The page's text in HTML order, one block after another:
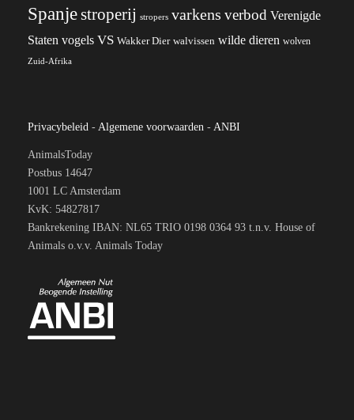
Spanjestroperij stropers varkens verbod Verenigde
Staten vogels VS Wakker Dier walvissen wilde dieren wolven
Zuid-Afrika
Privacybeleid - Algemene voorwaarden - ANBI
AnimalsToday
Postbus 14647
1001 LC Amsterdam
KvK: 54827817
Bankrekening IBAN: NL65 TRIO 0198 0364 93 t.n.v. House of
Animals o.v.v. Animals Today